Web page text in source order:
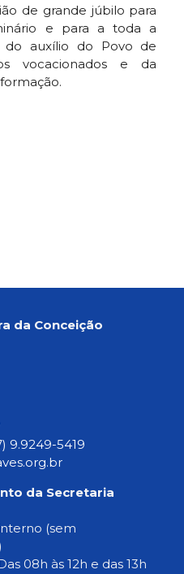
de grande júbilo para
e para a toda a
do auxílio do Povo de
vocacionados e da
da Conceição
9.9249-5419
da Secretaria
(sem
08h às 12h e das 13h